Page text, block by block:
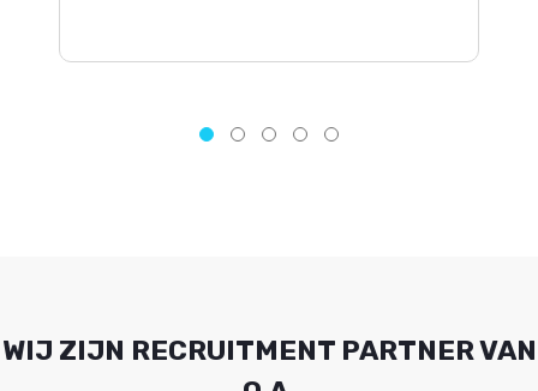
WIJ ZIJN RECRUITMENT PARTNER VAN